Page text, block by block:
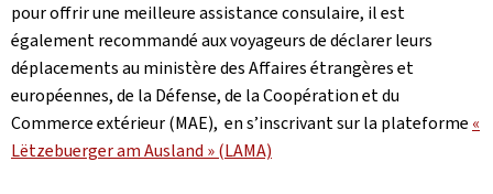
pour offrir une meilleure assistance consulaire, il est
également recommandé aux voyageurs de déclarer leurs
déplacements au ministère des Affaires étrangères et
européennes, de la Défense, de la Coopération et du
Commerce extérieur (MAE), en s’inscrivant sur la plateforme «
Lëtzebuerger am Ausland » (LAMA)